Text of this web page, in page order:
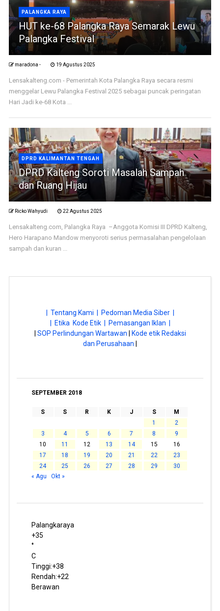
PALANGKA RAYA
HUT ke-68 Palangka Raya Semarak Lewu
Palangka Festival
maradona - 19 Agustus 2025
Lensakalteng.com - Pemerintah Kota Palangka Raya secara resmi
menggelar Lewu Palangka Festival 2025 sebagai puncak peringatan
Hari Jadi ke-68 Kota ...
DPRD KALIMANTAN TENGAH
DPRD Kalteng Soroti Masalah Sampah
dan Ruang Hijau
Ricko Wahyudi 22 Agustus 2025
Lensakalteng.com, Palangka Raya –Anggota Komisi III DPRD Kalteng,
Hero Harapano Mandow menyoroti serius permasalahan pengelolaan
sampah dan kuran ...
| Tentang Kami |
Pedoman Media Siber |
| Etika Kode Etik |
Pemasangan Iklan |
SOP Perlindungan Wartawan
Kode etik Redaksi
dan Perusahaan
SEPTEMBER 2018
S S R K J S
M
1
2
3
4 5 6 7 8
9
10
11 12 13 14 15
16
17
18 19 20 21 22
23
24
25 26 27 28 29
30
« Agu
Okt »
Palangkaraya
+35
°
C
Tinggi:+38
Rendah:+22
Berawan